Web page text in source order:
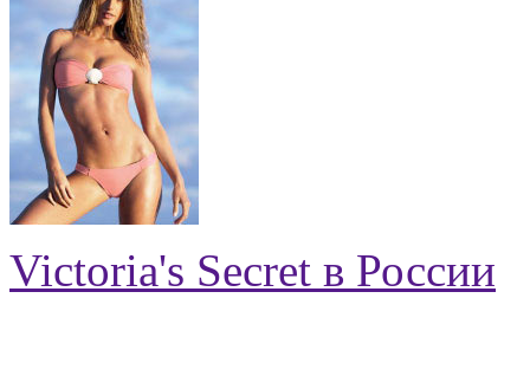
Victoria's Secret в России